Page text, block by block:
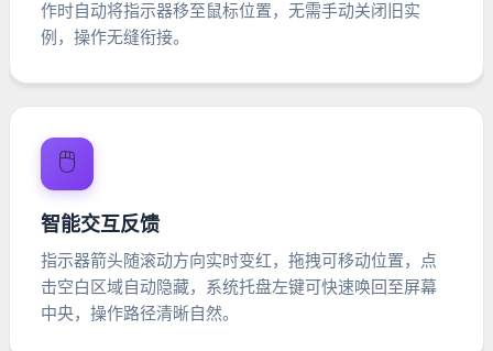
作时自动将指示器移至鼠标位置，无需手动关闭旧实
例，操作无缝衔接。
🖱️
智能交互反馈
指示器箭头随滚动方向实时变红，拖拽可移动位置，点
击空白区域自动隐藏，系统托盘左键可快速唤回至屏幕
中央，操作路径清晰自然。